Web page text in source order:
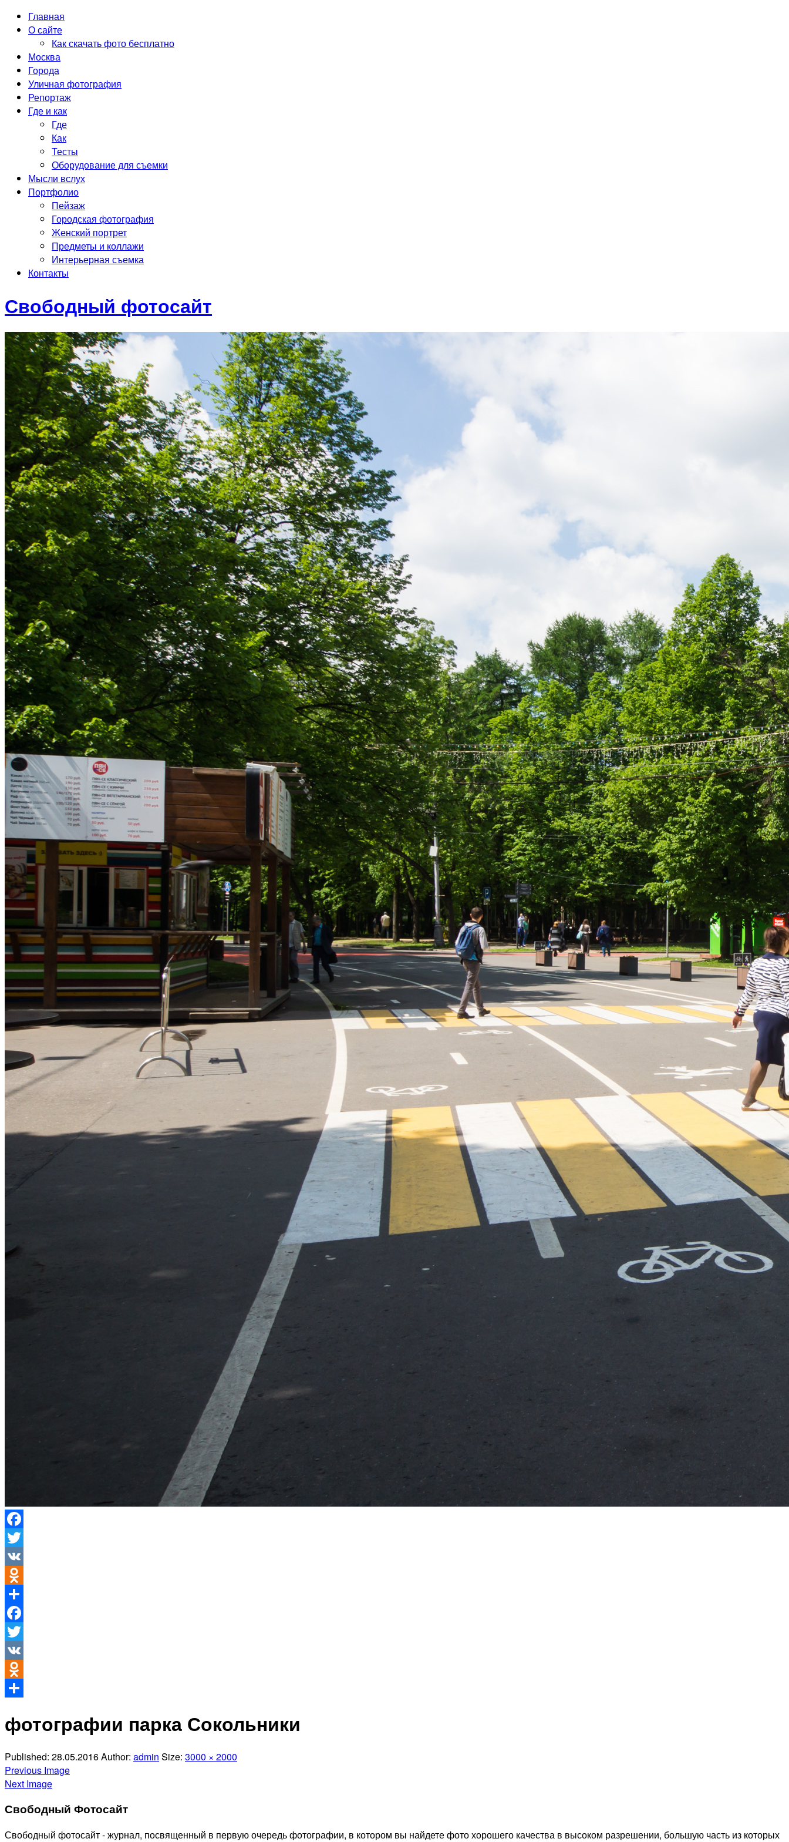
Главная
О сайте
Как скачать фото бесплатно
Москва
Города
Уличная фотография
Репортаж
Где и как
Где
Как
Тесты
Оборудование для съемки
Мысли вслух
Портфолио
Пейзаж
Городская фотография
Женский портрет
Предметы и коллажи
Интерьерная съемка
Контакты
Свободный фотосайт
Facebook
Twitter
VK
Odnoklassniki
Отправить
Facebook
Twitter
VK
Odnoklassniki
фотографии парка Сокольники
Published: 28.05.2016Author: admin Size: 3000 × 2000
Previous Image
Next Image
Свободный Фотосайт
Свободный фотосайт - журнал, посвященный в первую очередь фотографии, в котором вы найдете фото хорошего качества в высоком разрешении, большую часть из которых